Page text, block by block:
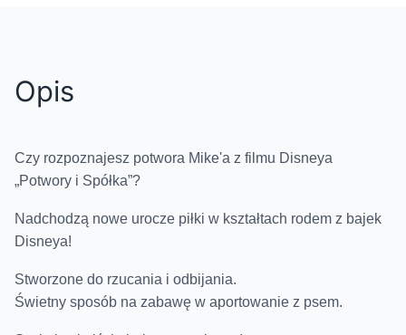
Opis
Czy rozpoznajesz potwora Mike'a z filmu Disneya
„Potwory i Spółka”?
Nadchodzą nowe urocze piłki w kształtach rodem z bajek
Disneya!
Stworzone do rzucania i odbijania.
Świetny sposób na zabawę w aportowanie z psem.